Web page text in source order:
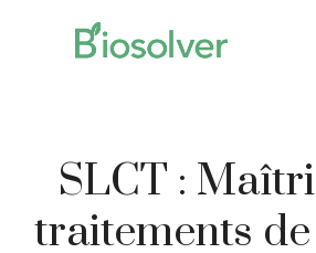
SLCT :
traitements